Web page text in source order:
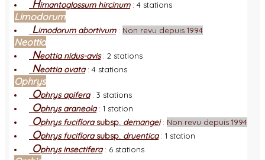
Himantoglossum hircinum: 4 stations
Limodorum
Limodorum abortivum: Non revu depuis 1994
Neottia
Neottia nidus-avis: 2 stations
Neottia ovata: 4 stations
Ophrys
Ophrys apifera: 3 stations
Ophrys araneola: 1 station
Ophrys fuciflorasubsp. demangei: Non revu depuis 1994
Ophrys fuciflorasubsp. druentica: 1 station
Ophrys insectifera: 6 stations